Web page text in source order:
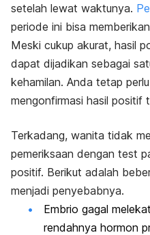
setelah lewat waktunya.
periode ini bisa
Meski cukup akurat, hasil
dapat dijadikan sebagai
kehamilan. Anda tetap
mengonfirmasi hasil positif
Terkadang, wanita tidak
pemeriksaan dengan test
positif. Berikut adalah
menjadi penyebabnya.
Embrio gagal
rendahnya hormon